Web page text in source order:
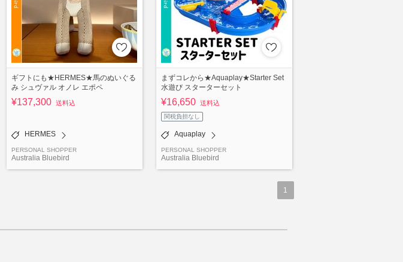
ギフトにも★HERMES★馬のぬいぐる
み シュヴァル オノレ エポペ
¥137,300 送料込
HERMES
PERSONAL SHOPPER
Australia Bluebird
まずコレから★Aquaplay★Starter Set
水遊び スターターセット
¥16,650 送料込
関税負担なし
Aquaplay
PERSONAL SHOPPER
Australia Bluebird
1